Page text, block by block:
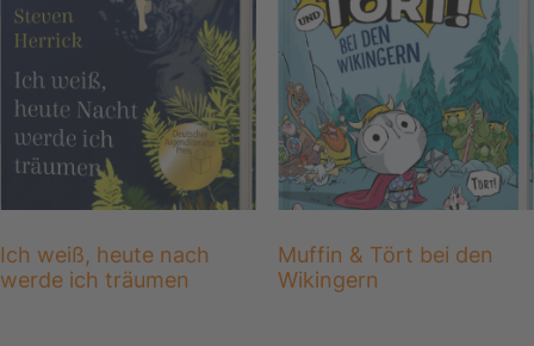
Ich weiß, heute nach
werde ich träumen
Muffin & Tört bei den
Wikingern